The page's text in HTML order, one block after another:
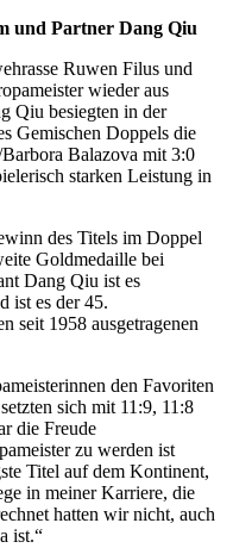
und Partner Dang Qiu
Ruwen Filus und
wieder aus
Qiu besiegten in der
Gemischen Doppels die
Balazova mit 3:0
starken Leistung in
des Titels im Doppel
Goldmedaille bei
Dang Qiu ist es
ist es der 45.
seit 1958 ausgetragenen
den Favoriten
sich mit 11:9, 11:8
die Freude
zu werden ist
Titel auf dem Kontinent,
in meiner Karriere, die
hatten wir nicht, auch
ist.“